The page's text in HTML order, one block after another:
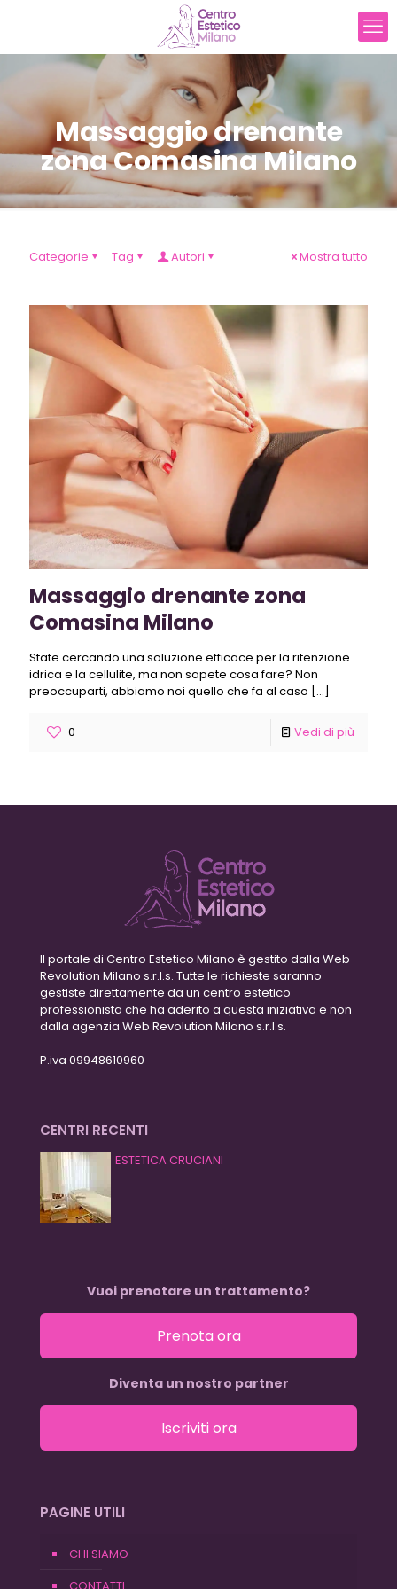
Massaggio drenante
zona Comasina Milano
Categorie Tag Autori Mostra tutto
Massaggio drenante zona
Comasina Milano
State cercando una soluzione efficace per la ritenzione
idrica e la cellulite, ma non sapete cosa fare? Non
preoccuparti, abbiamo noi quello che fa al caso […]
0 Vedi di più
Il portale di Centro Estetico Milano è gestito dalla Web
Revolution Milano s.r.l.s. Tutte le richieste saranno
gestiste direttamente da un centro estetico
professionista che ha aderito a questa iniziativa e non
dalla agenzia Web Revolution Milano s.r.l.s.
P.iva 09948610960
CENTRI RECENTI
ESTETICA CRUCIANI
Vuoi prenotare un trattamento?
Prenota ora
Diventa un nostro partner
Iscriviti ora
PAGINE UTILI
CHI SIAMO